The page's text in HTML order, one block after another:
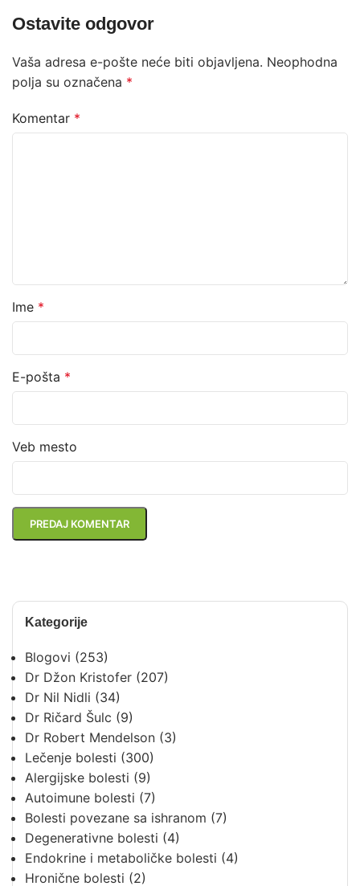
Kategorije
Blogovi (253)
Dr Džon Kristofer (207)
Dr Nil Nidli (34)
Dr Ričard Šulc (9)
Dr Robert Mendelson (3)
Lečenje bolesti (300)
Alergijske bolesti (9)
Autoimune bolesti (7)
Bolesti povezane sa ishranom (7)
Degenerativne bolesti (4)
Endokrine i metaboličke bolesti (4)
Hronične bolesti (2)
Ostavite odgovor
Vaša adresa e-pošte neće biti objavljena. Neophodna
polja su označena *
Komentar *
Ime *
E-pošta *
Veb mesto